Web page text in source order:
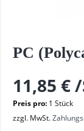
PC
11,85 €/
Preis pro: 1 Stück
zzgl. MwSt.